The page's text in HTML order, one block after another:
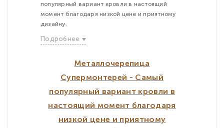
популярный вариант кровли в настоящий
момент благодаря низкой цене и приятному
дизайну.
Подробнее
Металлочерепица
Супермонтерей - Самый
популярный вариант кровли в
настоящий момент благодаря
низкой цене и приятному